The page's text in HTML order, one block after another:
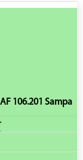
106.201 Sampa